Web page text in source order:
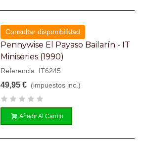
Consultar disponibilidad
Pennywise El Payaso Bailarín - IT
Miniseries (1990)
Referencia: IT6245
49,95 € (impuestos inc.)
Añadir Al Carrito